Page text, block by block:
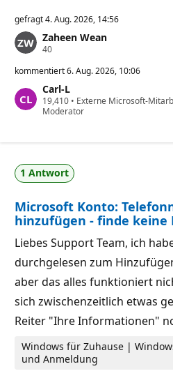
gefragt4. Aug. 2026, 14:56
Zaheen Wean
40Z
v
r
l
ä
k
e
i
s
p
u
n
k
t
e
kommentiert6. Aug. 2026, 10:06
Carl-L
19,410 Z
u
ä
s
s
g
k
e
t
p
u
n
k
t
e
• Externe Microsoft-
Moderator
1 Antwort
Microsoft Konto:
hinzufügen - finde keine
Liebes Support Team, ich
durchgelesen zum
aber das alles funktioniert
sich zwischenzeitlich etwas
Reiter "Ihre Informationen"
Windows für Zuhause |
und Anmeldung